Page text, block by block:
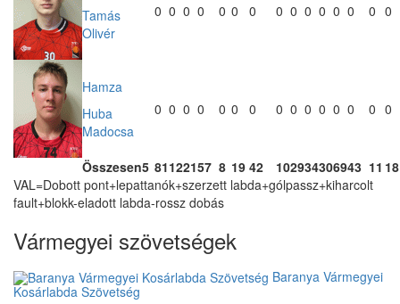
Tamás
Olivér
0 0 0 0 0 0 0 0 0 0 0 0 0 0 0
Hamza
Huba
Madocsa
0 0 0 0 0 0 0 0 0 0 0 0 0 0 0
Összesen5 81122157 8 19 42 102934306943 11 18
VAL=Dobott pont+lepattanók+szerzett labda+gólpassz+kiharcolt
fault+blokk-eladott labda-rossz dobás
Vármegyei szövetségek
Baranya Vármegyei
Kosárlabda Szövetség